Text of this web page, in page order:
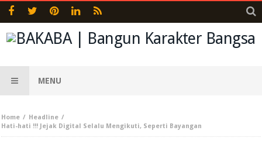
MENU
Home
Headline
Hati-hati !!! Jejak Digital Selalu Mengikuti, Seperti Bayangan